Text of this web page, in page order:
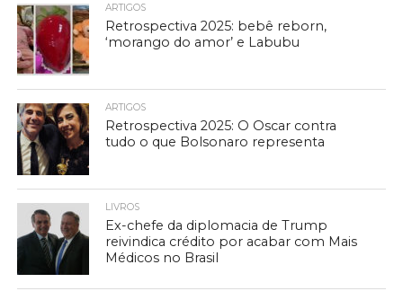
ARTIGOS
Retrospectiva 2025: bebê reborn,
‘morango do amor’ e Labubu
ARTIGOS
Retrospectiva 2025: O Oscar contra
tudo o que Bolsonaro representa
LIVROS
Ex-chefe da diplomacia de Trump
reivindica crédito por acabar com Mais
Médicos no Brasil